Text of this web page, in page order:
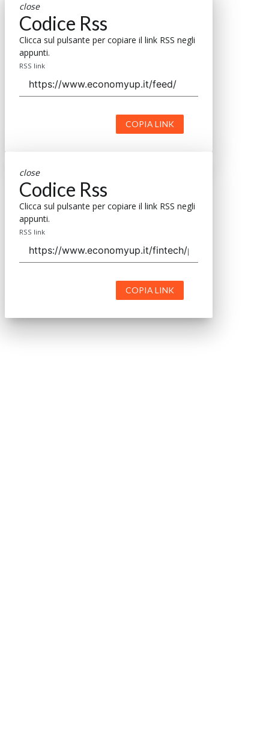
close
Codice Rss
Clicca sul pulsante per copiare il link RSS negli
appunti.
RSS link
COPIA LINK
close
Codice Rss
Clicca sul pulsante per copiare il link RSS negli
appunti.
RSS link
COPIA LINK